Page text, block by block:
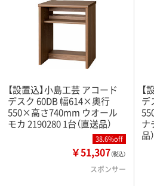
【設置込】小島工芸 アコード
デスク 60DB 幅614×奥行
550×高さ740mm ウオール
モカ 2190280 1台（直送品）
38.6%off
￥51,307（税込）
スポンサー
【
デ
ナ
品）